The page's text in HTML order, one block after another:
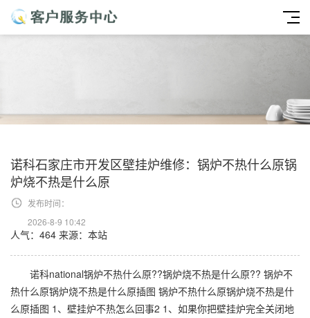
诺科石家庄市开发区壁挂炉维修：锅炉不热什么原锅
炉烧不热是什么原
发布时间：
2026-8-9 10:42
人气：464 来源：本站
诺科national锅炉不热什么原??锅炉烧不热是什么原?? 锅炉不
热什么原锅炉烧不热是什么原插图 锅炉不热什么原锅炉烧不热是什
么原插图 1、壁挂炉不热怎么回事2 1、如果你把壁挂炉完全关闭地